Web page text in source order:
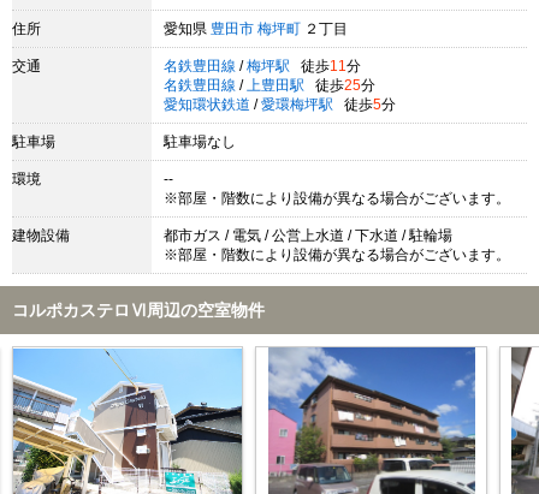
住所 愛知県 豊田市 梅坪町 ２丁目
交通 名鉄豊田線 / 梅坪駅 徒歩11 分
名鉄豊田線 / 上豊田駅 徒歩25分
愛知環状鉄道 / 愛環梅坪駅 徒歩5分
駐車場 駐車場なし
環境
--
※部屋・階数により設備が異なる場合がございます。
建物設備
都市ガス / 電気 / 公営上水道 / 下水道 / 駐輪場
※部屋・階数により設備が異なる場合がございます。
コルポカステロⅥ周辺の空室物件